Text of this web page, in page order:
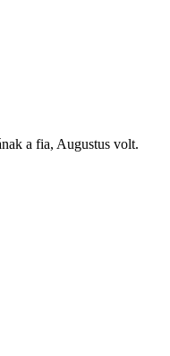
a fia, Augustus volt.